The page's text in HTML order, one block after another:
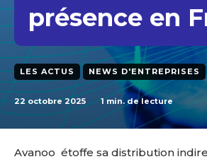
présence en
LES ACTUS NEWS D'ENTREPRISES
22 octobre 2025 1min. de lecture
Avanoo étoffe sa distribution